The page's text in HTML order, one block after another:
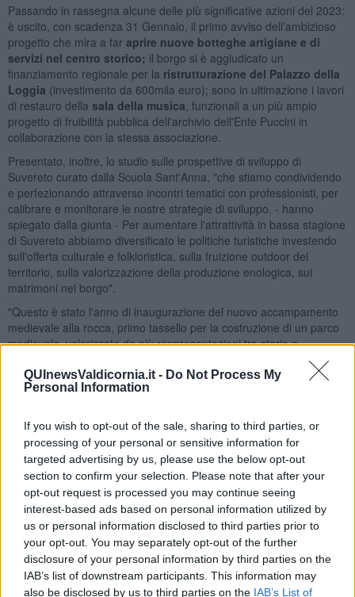
QUInewsValdicornia.it - Do Not Process My
Personal Information
If you wish to opt-out of the sale, sharing to third parties, or
processing of your personal or sensitive information for
targeted advertising by us, please use the below opt-out
section to confirm your selection. Please note that after your
opt-out request is processed you may continue seeing
interest-based ads based on personal information utilized by
us or personal information disclosed to third parties prior to
your opt-out. You may separately opt-out of the further
disclosure of your personal information by third parties on the
IAB’s list of downstream participants. This information may
also be disclosed by us to third parties on the IAB’s List of
Passando in rassegna alcune delle più significative azioni del 2023:
è uscito, con scadenza 31 Gennaio, il primo avviso dell'ambizioso
progetto che mira a far aprire nuove botteghe artigiane e di
servizi nel centro storico; il borgo si è aggiudicato un
finanziamento regionale per la ristrutturazione del Palazzo della
Loggia (investimento da 600mila euro); sono in ultimazione i lavori
di restauro della sala della musica , funzionali a un più ampio
progetto di fruibilità pubblica dell'archivio dell'Ente Puccini in
collaborazione con la stessa associazione.
Presentato, inoltre, lo studio sulle prospettive di sviluppo di
Suvereto curato dalla Scuola Sant'Anna, "che stiamo condividendo
e perfezionando attraverso incontri tematici con professionisti, per
calibrare e monitorare le nostre strategie di sviluppo. - hanno
spiegato dalla giunta - Per aumentare l'attrattività in bassa stagione
di Suvereto abbiamo diversificato le politiche turistiche investendo
sull'offerta culturale e folkloristica, sulla fruizione outdoor del
territorio, sulla valorizzazione della produzione enologica, sui
matrimoni nel borgo".
"Questo è stato l'anno di inaugurazione del nuovo accampamento
medievale alla rocca, primo tassello per la costruzione di un parco
medievale, valorizzato da più rappresentazioni tra storia e
proseguito - Il 2023 ha visto la prima edizione di Artinborgo targata
Pnrr, una manifestazione visibilmente potenziata. Abbiamo avviato
abbiamo ultimato e presenteremo a Gennaio i nuovi itinerari
outdoor con tanto di cartina e web app già pronta, e sarà on line a
giorni anche il nuovo sito turistico del comune, nuovi strumenti per
un'accoglienza diffusa tutto l'anno. Abbiamo avviato l'azione di
promozione dei matrimoni nel borgo, che proseguirà nei primi mesi
dell'anno con attività formative. Abbiamo già iniziato a lavorare con
il Consorzio Suvereto Wine e Val di Cornia al nuovo Wine festival di
Suvereto , una assoluta novità della primavera 2024".
Sul fronte sociale non sono mancati interventi:quadruplicate le
risorse comunali sul contributo all'affitto;finanziati anche
quest'anno i servizi estivi per bambini; sostegno alle associazioni